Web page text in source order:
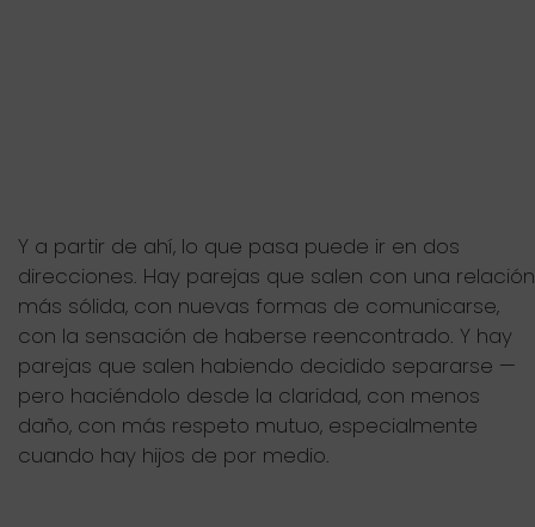
Y a partir de ahí, lo que pasa puede ir en dos
direcciones. Hay parejas que salen con una relación
más sólida, con nuevas formas de comunicarse,
con la sensación de haberse reencontrado. Y hay
parejas que salen habiendo decidido separarse —
pero haciéndolo desde la claridad, con menos
daño, con más respeto mutuo, especialmente
cuando hay hijos de por medio.